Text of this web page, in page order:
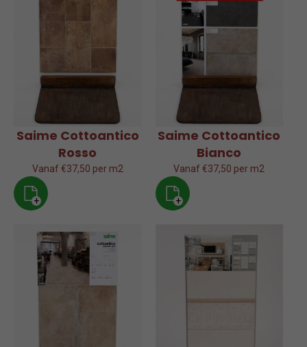
Saime Cottoantico
Rosso
Vanaf €37,50 per m2
+
Saime Cottoantico
Bianco
Vanaf €37,50 per m2
+